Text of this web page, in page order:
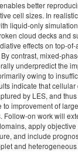
better
cell sizes. In
liquid-only
cloud decks and
effects on top-of-
contrast, mixed-
underpredict the
owing to
indicate that cellular
by LES, and
improvement of
Follow-on work will
apply
and include
and